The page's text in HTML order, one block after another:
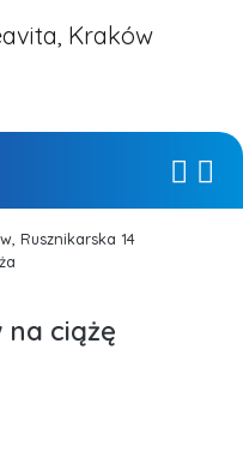
Rusznikarska 14
na ciążę